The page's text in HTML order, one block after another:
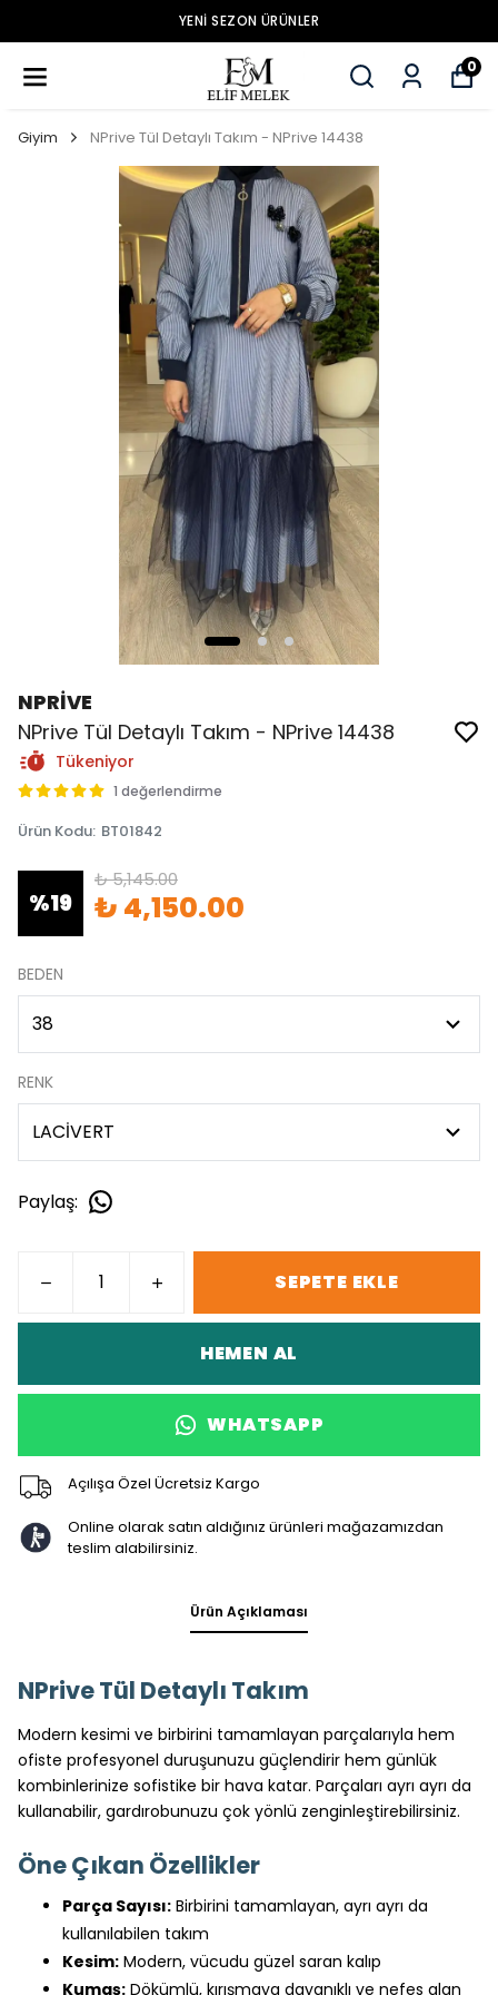
YENİ SEZON ÜRÜNLER
0
Giyim NPrive Tül Detaylı Takım - NPrive 14438
NPRİVE
NPrive Tül Detaylı Takım - NPrive 14438
Tükeniyor
1 değerlendirme
Ürün Kodu: BT01842
%19
₺ 5,145.00
₺ 4,150.00
BEDEN
RENK
Paylaş:
SEPETE EKLE
HEMEN AL
WHATSAPP
Açılışa Özel Ücretsiz Kargo
Online olarak satın aldığınız ürünleri mağazamızdan
teslim alabilirsiniz.
Ürün Açıklaması
NPrive Tül Detaylı Takım
Modern kesimi ve birbirini tamamlayan parçalarıyla hem
ofiste profesyonel duruşunuzu güçlendirir hem günlük
kombinlerinize sofistike bir hava katar. Parçaları ayrı ayrı da
kullanabilir, gardırobunuzu çok yönlü zenginleştirebilirsiniz.
Öne Çıkan Özellikler
Parça Sayısı: Birbirini tamamlayan, ayrı ayrı da
kullanılabilen takım
Kesim: Modern, vücudu güzel saran kalıp
Kumaş: Dökümlü, kırışmaya dayanıklı ve nefes alan